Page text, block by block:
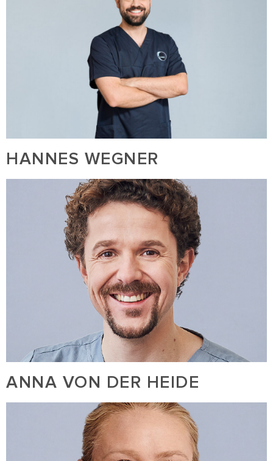
HANNES WEGNER
ANNA VON DER HEIDE